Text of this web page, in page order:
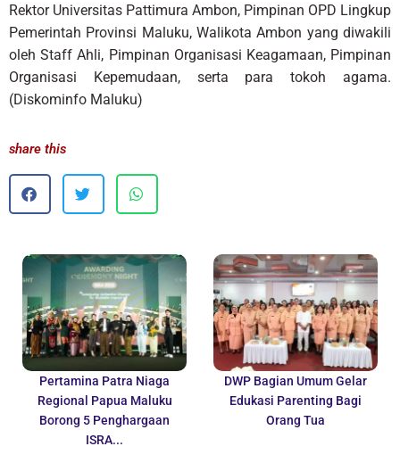
Rektor Universitas Pattimura Ambon, Pimpinan OPD Lingkup
Pemerintah Provinsi Maluku, Walikota Ambon yang diwakili
oleh Staff Ahli, Pimpinan Organisasi Keagamaan, Pimpinan
Organisasi Kepemudaan, serta para tokoh agama.
(Diskominfo Maluku)
share this
Pertamina Patra Niaga
Regional Papua Maluku
Borong 5 Penghargaan
ISRA...
DWP Bagian Umum Gelar
Edukasi Parenting Bagi
Orang Tua